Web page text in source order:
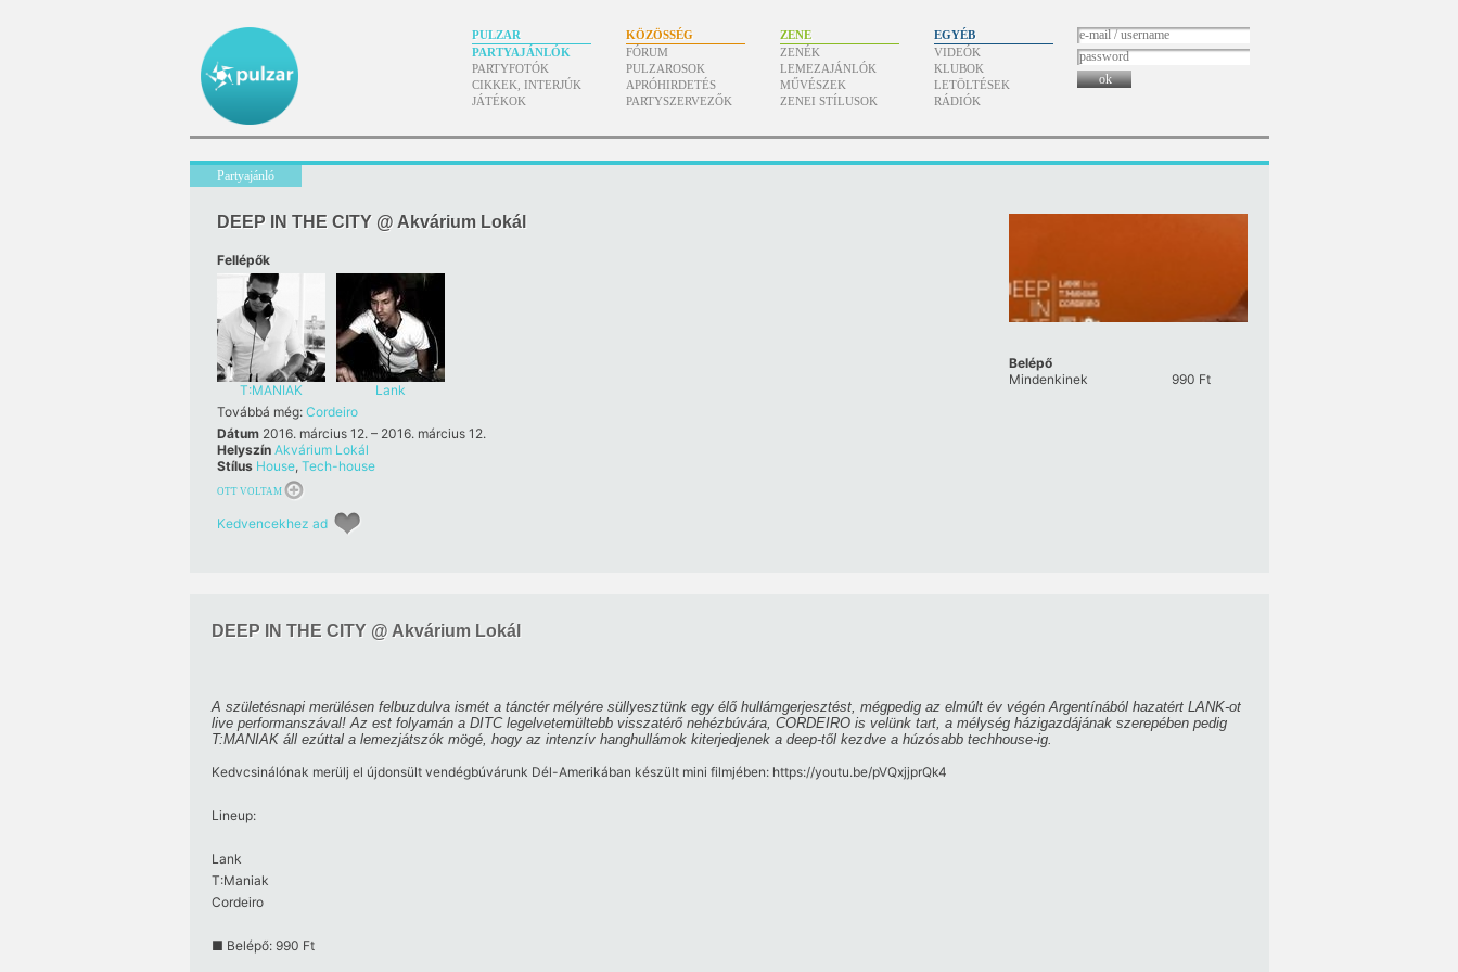
PULZAR
PARTYAJÁNLÓK
PARTYFOTÓK
CIKKEK, INTERJÚK
JÁTÉKOK
KÖZÖSSÉG
FÓRUM
PULZAROSOK
APRÓHIRDETÉS
PARTYSZERVEZŐK
ZENE
ZENÉK
LEMEZAJÁNLÓK
MŰVÉSZEK
ZENEI STÍLUSOK
EGYÉB
VIDEÓK
KLUBOK
LETÖLTÉSEK
RÁDIÓK
ok
Belépő
Mindenkinek
990 Ft
Partyajánló
DEEP IN THE CITY @ Akvárium Lokál
Fellépők
T:MANIAK
Lank
Továbbá még: Cordeiro
Dátum 2016. március 12. – 2016. március 12.
Helyszín Akvárium Lokál
Stílus House, Tech-house
OTT VOLTAM
Kedvencekhez ad
DEEP IN THE CITY @ Akvárium Lokál
A születésnapi merülésen felbuzdulva ismét a tánctér mélyére süllyesztünk egy élő hullámgerjesztést, mégpedig az elmúlt év végén Argentínából hazatért LANK-ot
live performanszával! Az est folyamán a DITC legelvetemültebb visszatérő nehézbúvára, CORDEIRO is velünk tart, a mélység házigazdájának szerepében pedig
T:MANIAK áll ezúttal a lemezjátszók mögé, hogy az intenzív hanghullámok kiterjedjenek a deep-től kezdve a húzósabb techhouse-ig.
Kedvcsinálónak merülj el újdonsült vendégbúvárunk Dél-Amerikában készült mini filmjében: https://youtu.be/pVQxjjprQk4
Lineup:
Lank
T:Maniak
Cordeiro
■ Belépő: 990 Ft